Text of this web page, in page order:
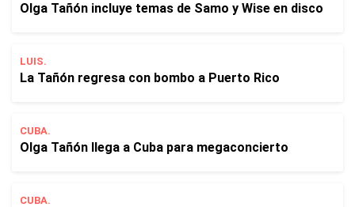
Olga Tañón incluye temas de Samo y Wise en disco
LUIS.
La Tañón regresa con bombo a Puerto Rico
CUBA.
Olga Tañón llega a Cuba para megaconcierto
CUBA.